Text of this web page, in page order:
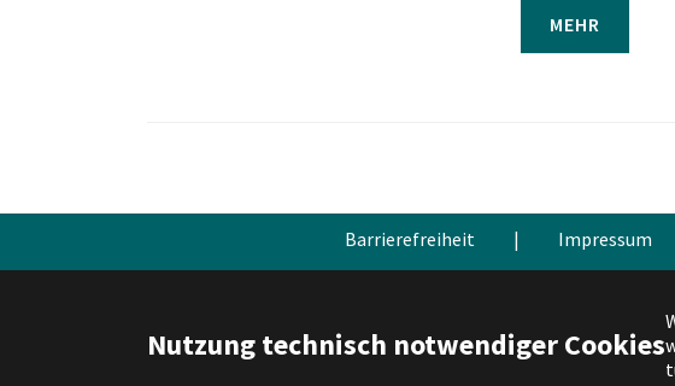
Nutzung technisch notwendiger Cookies
MEHR
Barrierefreiheit | Impressum